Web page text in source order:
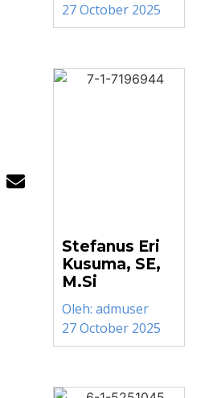
27 October 2025
Stefanus Eri
Kusuma, SE,
M.Si
Oleh: admuser
27 October 2025